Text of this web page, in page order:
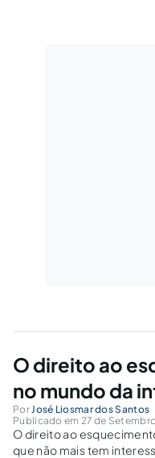
dispensando a
O direito ao
no mundo da
Por José Liosmar dos Santos
Publicado em 27 de
O direito ao
que não mais tem